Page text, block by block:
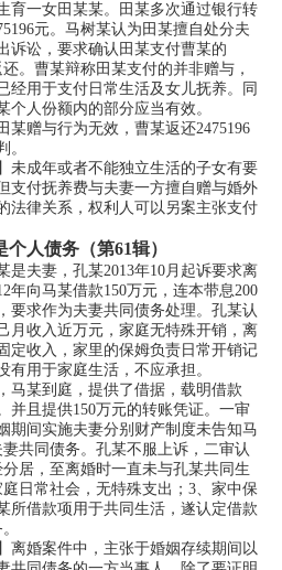
育一女田某某。田某多次通过银行转
元。马树某认为田某擅自处分夫
诉讼，要求确认田某支付曹某的
。曹某辩称田某支付的并非赠与，
经用于支付日常生活及女儿抚养。同
个人份额内的部分应当有效。
赠与行为无效，曹某返还2475196
。
成年或者不能独立生活的子女有要
支付抚养费与夫妻一方擅自赠与婚外
法律关系，权利人可以另案主张支付
人债务（第61辑）
夫妻，孔某2013年10月起诉要求离
年向马某借款150万元，连本带息200
要求作为夫妻共同债务处理。孔某认
月收入近万元，家庭无特殊开销，离
定收入，家里的保姆负责日常开销记
有用于家庭生活，不应承担。
某到庭，提供了借据，载明借款
并且提供150万元的转账凭证。一审
期间实施夫妻分别财产制度未告知马
共同债务。孔某不服上诉，二审认
居，至离婚时一直未与孔某共同生
日常社会，无特殊支出；3、家中保
所借款项用于共同生活，遂认定借款
婚案件中，主张于婚姻存续期间以